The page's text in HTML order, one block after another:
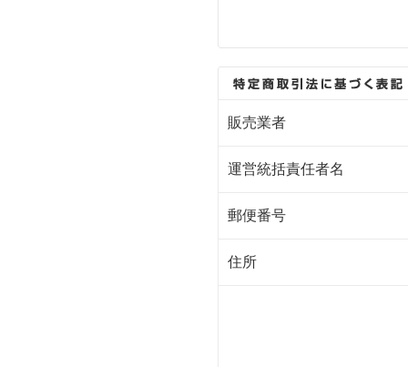
販売業者
運営統括責任者名
郵便番号
住所